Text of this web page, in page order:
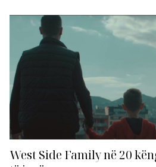
kthyer atë në origjinë. E
parë, projekti më i ri i titulluar
marrë...
West Side Family në 20